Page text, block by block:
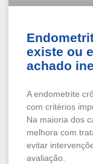
existe ou
achado
A endometrite
com critérios
Na maioria dos
melhora com
evitar
avaliação.